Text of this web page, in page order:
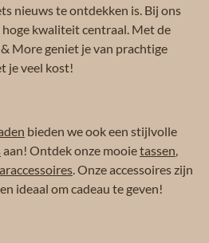
nieuws te ontdekken is. Bij ons
hoge kwaliteit centraal. Met de
More geniet je van prachtige
je veel kost!
bieden we ook een stijlvolle
aan! Ontdek onze mooietassen,
. Onze accessoires zijn
ideaal om cadeau te geven!